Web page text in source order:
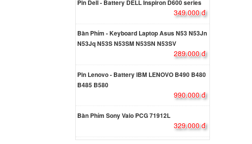
Pin Dell - Battery DELL Inspiron D600 series
349.000 đ
Bàn Phím - Keyboard Laptop Asus N53 N53Jn
N53Jq N53S N53SM N53SN N53SV
289.000 đ
Pin Lenovo - Battery IBM LENOVO B490 B480
B485 B580
990.000 đ
Bàn Phím Sony Vaio PCG 71912L
329.000 đ